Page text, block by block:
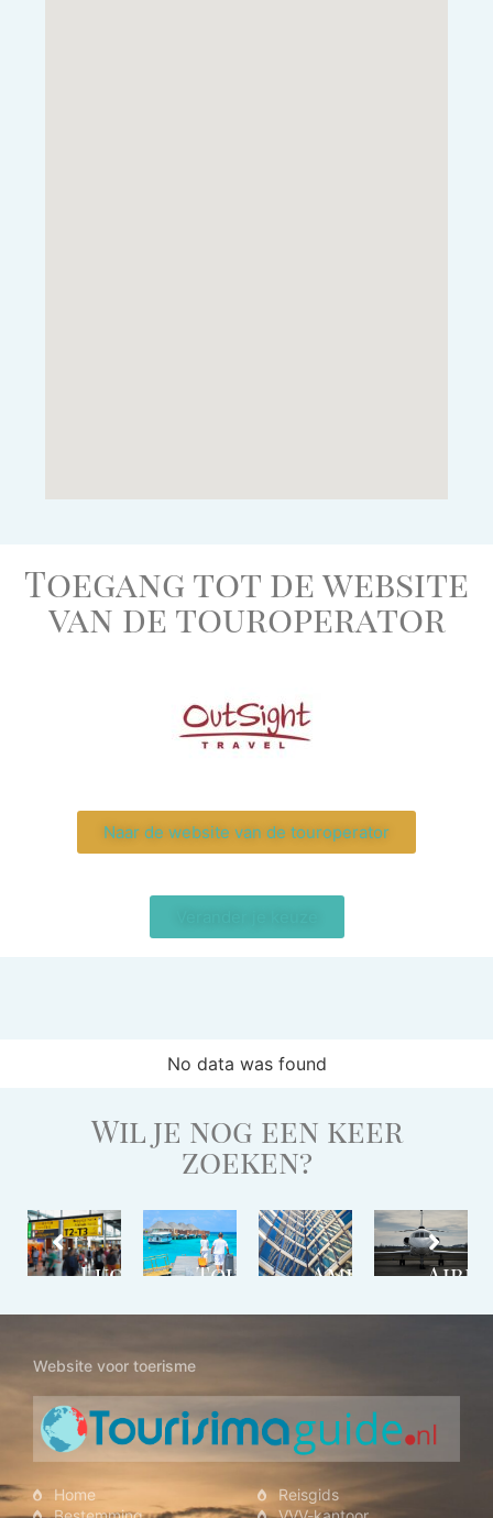
Toegang tot de website
van de touroperator
Naar de website van de touroperator
No data was found
Wil je nog een keer
zoeken?
LuchthavenTouroperatorAmbassades
Website voor toerisme
Home
Reisgids